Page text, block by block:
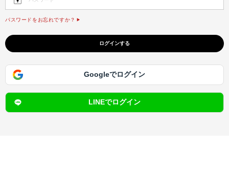
パスワードをお忘れですか？
Googleでログイン
LINEでログイン